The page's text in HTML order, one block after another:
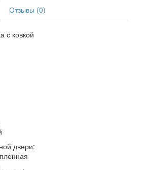
Отзывы (0)
с ковкой
двери: